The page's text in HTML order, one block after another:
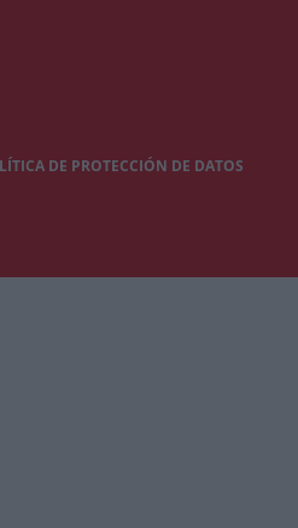
DE PROTECCIÓN DE DATOS